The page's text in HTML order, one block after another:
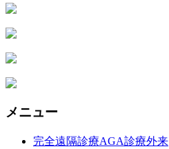
メニュー
完全遠隔診療AGA診療外来